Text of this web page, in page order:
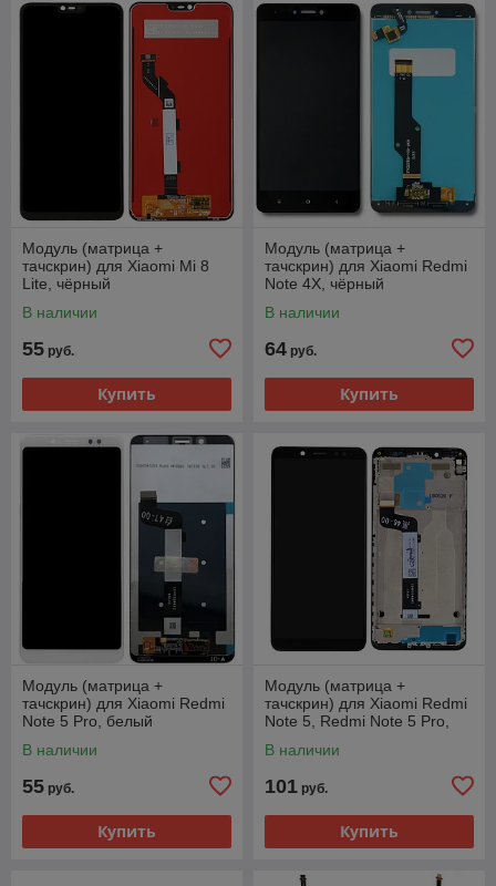
Модуль (матрица +
тачскрин) для Xiaomi Mi 8
Lite, чёрный
В наличии
55 руб.
Купить
Модуль (матрица +
тачскрин) для Xiaomi Redmi
Note 4X, чёрный
В наличии
64 руб.
Купить
Модуль (матрица +
тачскрин) для Xiaomi Redmi
Note 5 Pro, белый
В наличии
55 руб.
Купить
Модуль (матрица +
тачскрин) для Xiaomi Redmi
Note 5, Redmi Note 5 Pro,
В наличии
101 руб.
Купить